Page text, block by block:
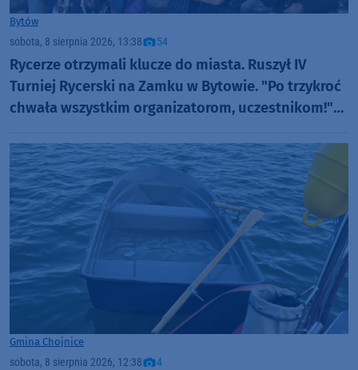
Bytów
sobota, 8 sierpnia 2026, 13:38 54
Rycerze otrzymali klucze do miasta. Ruszył IV
Turniej Rycerski na Zamku w Bytowie. "Po trzykroć
chwała wszystkim organizatorom, uczestnikom!"
Gmina Chojnice
sobota, 8 sierpnia 2026, 12:38 4